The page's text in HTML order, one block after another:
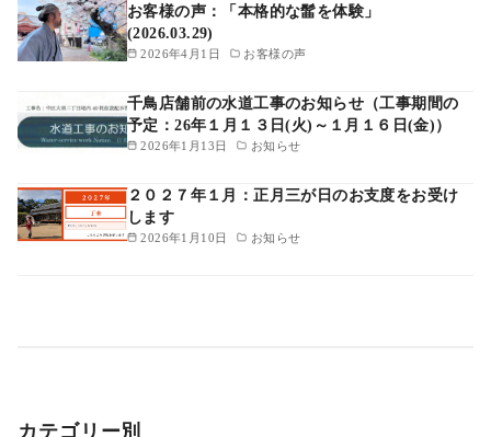
2026年4月1日 お客様の声
お客様の声：「本格的な髷を体験」
(2026.03.29)
2026年1月13日 お知らせ
千鳥店舗前の水道工事のお知らせ（工事期間の
予定：26年１月１３日(火)～１月１６日(金)）
2026年1月10日 お知らせ
２０２７年１月：正月三が日のお支度をお受け
します
カテゴリー別